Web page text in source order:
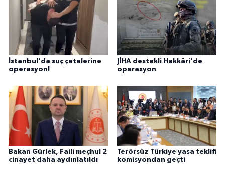
İstanbul'da suç çetelerine
operasyon!
JİHA destekli Hakkâri'de
operasyon
Bakan Gürlek, Faili meçhul 2
cinayet daha aydınlatıldı
Terörsüz Türkiye yasa teklifi
komisyondan geçti